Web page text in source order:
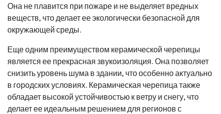
Она не плавится при пожаре и не выделяет вредных
веществ, что делает ее экологически безопасной для
окружающей среды.
Еще одним преимуществом керамической черепицы
является ее прекрасная звукоизоляция. Она позволяет
снизить уровень шума в здании, что особенно актуально
в городских условиях. Керамическая черепица также
обладает высокой устойчивостью к ветру и снегу, что
делает ее идеальным решением для регионов с